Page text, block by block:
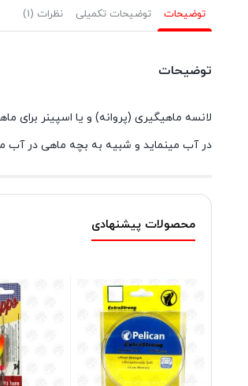
توضیحات توضیحات تکمیلی نظرات (1)
توضیحات
لانسه ماهیگیری (پروانه) و یا اسپینر
در آب مینماید و شبیه به بچه ماهی در آب
محصولات پیشنهادی